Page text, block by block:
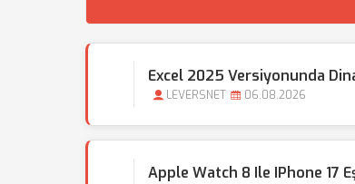
Excel 2025 Versiyonunda
LEVERSNET 06.08.2026
Apple Watch 8 Ile IPhone 17